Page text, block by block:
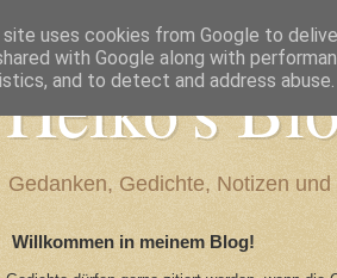
Heiko's
Gedanken, Gedichte, Notizen
Willkommen in meinem Blog!
site uses cookies from Google to
with Google along with
and to detect and address abuse.